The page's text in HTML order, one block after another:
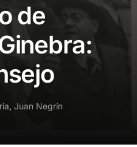
de
,Juan Negrín